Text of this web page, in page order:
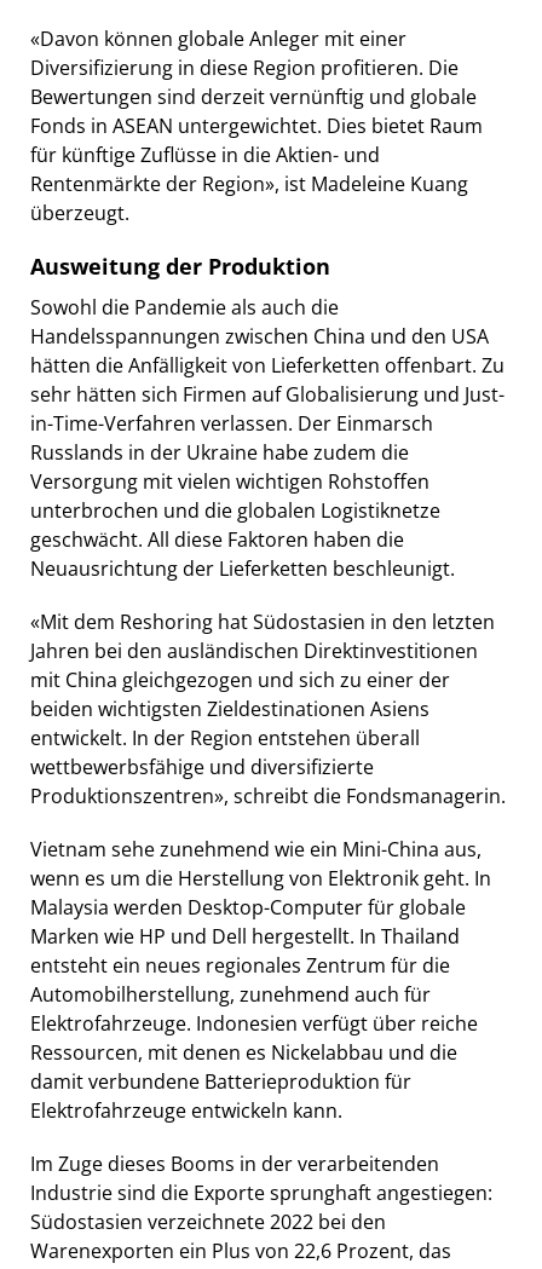
«Davon können globale Anleger mit einer
Diversifizierung in diese Region profitieren. Die
Bewertungen sind derzeit vernünftig und globale
Fonds in ASEAN untergewichtet. Dies bietet Raum
für künftige Zuflüsse in die Aktien- und
Rentenmärkte der Region», ist Madeleine Kuang
überzeugt.
Ausweitung der Produktion
Sowohl die Pandemie als auch die
Handelsspannungen zwischen China und den USA
hätten die Anfälligkeit von Lieferketten offenbart. Zu
sehr hätten sich Firmen auf Globalisierung und Just-
in-Time-Verfahren verlassen. Der Einmarsch
Russlands in der Ukraine habe zudem die
Versorgung mit vielen wichtigen Rohstoffen
unterbrochen und die globalen Logistiknetze
geschwächt. All diese Faktoren haben die
Neuausrichtung der Lieferketten beschleunigt.
«Mit dem Reshoring hat Südostasien in den letzten
Jahren bei den ausländischen Direktinvestitionen
mit China gleichgezogen und sich zu einer der
beiden wichtigsten Zieldestinationen Asiens
entwickelt. In der Region entstehen überall
wettbewerbsfähige und diversifizierte
Produktionszentren», schreibt die Fondsmanagerin.
Vietnam sehe zunehmend wie ein Mini-China aus,
wenn es um die Herstellung von Elektronik geht. In
Malaysia werden Desktop-Computer für globale
Marken wie HP und Dell hergestellt. In Thailand
entsteht ein neues regionales Zentrum für die
Automobilherstellung, zunehmend auch für
Elektrofahrzeuge. Indonesien verfügt über reiche
Ressourcen, mit denen es Nickelabbau und die
damit verbundene Batterieproduktion für
Elektrofahrzeuge entwickeln kann.
Im Zuge dieses Booms in der verarbeitenden
Industrie sind die Exporte sprunghaft angestiegen:
Südostasien verzeichnete 2022 bei den
Warenexporten ein Plus von 22,6 Prozent, das